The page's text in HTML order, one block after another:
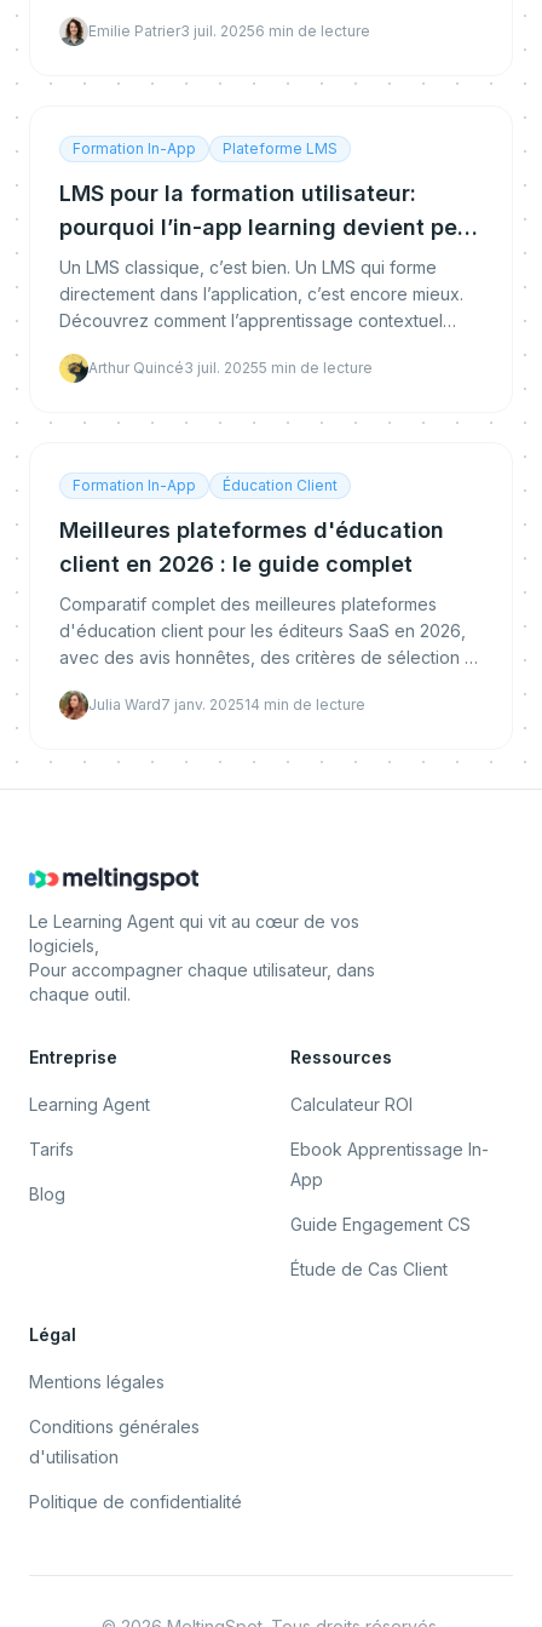
productivi
Emilie Patrier3 juil. 20256 min de lecture
Formation In-App Plateforme LMS
LMS pour la formation utilisateur:
pourquoi l’in-app learning devient peu
à peu la norme ?
Un LMS classique, c’est bien. Un LMS qui forme
directement dans l’application, c’est encore mieux.
Découvrez comment l’apprentissage contextuel
p
Arthur Quincé3 juil. 20255 min de lecture
Formation In-App Éducation Client
Meilleures plateformes d'éducation
client en 2026 : le guide complet
Comparatif complet des meilleures plateformes
d'éducation client pour les éditeurs SaaS en 2026,
avec des avis honnêtes, des critères de sélection et
Julia Ward7 janv. 202514 min de lecture
Le Learning Agent qui vit au cœur de vos
logiciels,
Pour accompagner chaque utilisateur, dans
chaque outil.
Entreprise
Learning Agent
Tarifs
Blog
Ressources
Calculateur ROI
Ebook Apprentissage In-
App
Guide Engagement CS
Étude de Cas Client
Légal
Mentions légales
Conditions générales
d'utilisation
Politique de confidentialité